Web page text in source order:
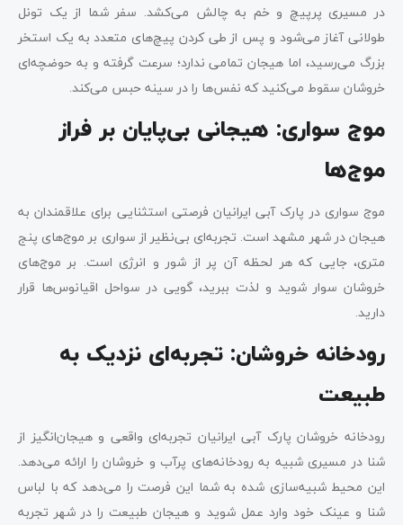
در مسیری پرپیچ و خم به چالش می‌کشد. سفر شما از یک تونل
طولانی آغاز می‌شود و پس از طی کردن پیچ‌های متعدد به یک استخر
بزرگ می‌رسید، اما هیجان تمامی ندارد؛ سرعت گرفته و به حوضچه‌ای
خروشان سقوط می‌کنید که نفس‌ها را در سینه حبس می‌کند.
موج سواری: هیجانی بی‌پایان بر فراز
موج‌ها
موج سواری در پارک آبی ایرانیان فرصتی استثنایی برای علاقمندان به
هیجان در شهر مشهد است. تجربه‌ای بی‌نظیر از سواری بر موج‌های پنج
متری، جایی که هر لحظه آن پر از شور و انرژی است. بر موج‌های
خروشان سوار شوید و لذت ببرید، گویی در سواحل اقیانوس‌ها قرار
دارید.
رودخانه خروشان: تجربه‌ای نزدیک به
طبیعت
رودخانه خروشان پارک آبی ایرانیان تجربه‌ای واقعی و هیجان‌انگیز از
شنا در مسیری شبیه به رودخانه‌های پرآب و خروشان را ارائه می‌دهد.
این محیط شبیه‌سازی شده به شما این فرصت را می‌دهد که با لباس
شنا و عینک خود وارد عمل شوید و هیجان طبیعت را در شهر تجربه